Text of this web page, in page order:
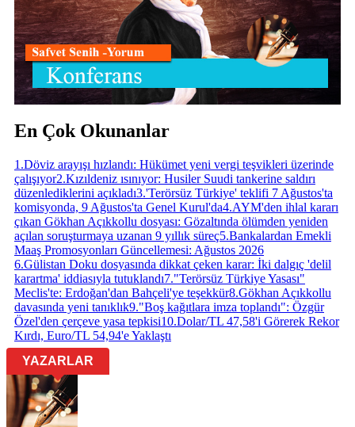
En Çok Okunanlar
1 .Döviz arayışı hızlandı: Hükümet yeni vergi teşvikleri üzerinde
çalışıyor2.Kızıldeniz ısınıyor: Husiler Suudi tankerine saldırı
düzenlediklerini açıkladı3.'Terörsüz Türkiye' teklifi 7 Ağustos'ta
komisyonda, 9 Ağustos'ta Genel Kurul'da4.AYM'den ihlal kararı
çıkan Gökhan Açıkkollu dosyası: Gözaltında ölümden yeniden
açılan soruşturmaya uzanan 9 yıllık süreç5.Bankalardan Emekli
Maaş Promosyonları Güncellemesi: Ağustos 2026
6.Gülistan Doku dosyasında dikkat çeken karar: İki dalgıç 'delil
karartma' iddiasıyla tutuklandı7."Terörsüz Türkiye Yasası"
Meclis'te: Erdoğan'dan Bahçeli'ye teşekkür8.Gökhan Açıkkollu
davasında yeni tanıklık9."Boş kağıtlara imza toplandı": Özgür
Özel'den çerçeve yasa tepkisi10.Dolar/TL 47,58'i Görerek Rekor
Kırdı, Euro/TL 54,94'e Yaklaştı
YAZARLAR